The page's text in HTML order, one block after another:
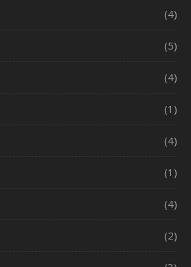
(4)
(5)
(4)
(1)
(4)
(1)
(4)
(2)